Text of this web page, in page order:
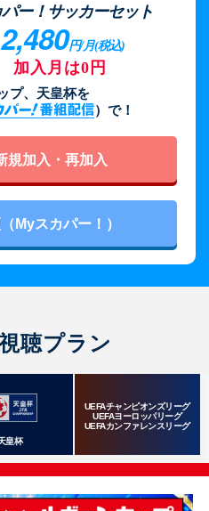
Jリーグラボ
Jリーグクラブ応援番組
その他サッカーコンテンツ
ハイライト／関連動画
ー！サッカーセット
2,480円/月(税込)
加入月は0円
プ、天皇杯を
）で！
規加入・再加入
Myスカパー！）
聴プラン
皇杯
UEFAチャンピオンズリーグ
UEFAヨーロッパリーグ
UEFAカンファレンスリーグ